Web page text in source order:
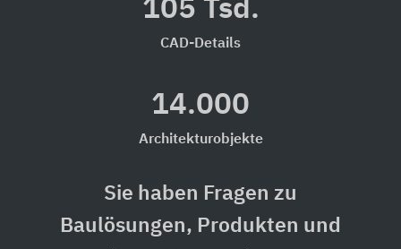
105 Tsd.
CAD-Details
14.000
Architekturobjekte
Sie haben Fragen zu
Baulösungen, Produkten und